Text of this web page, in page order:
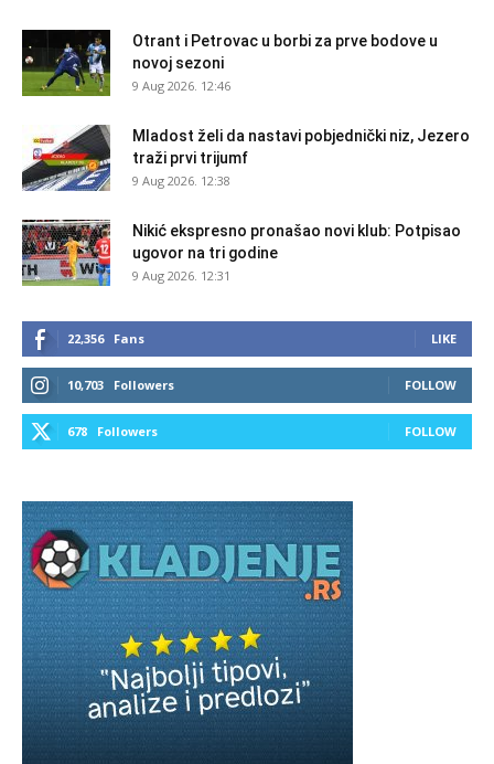
Otrant i Petrovac u borbi za prve bodove u
novoj sezoni
9 Aug 2026. 12:46
Mladost želi da nastavi pobjednički niz, Jezero
traži prvi trijumf
9 Aug 2026. 12:38
Nikić ekspresno pronašao novi klub: Potpisao
ugovor na tri godine
9 Aug 2026. 12:31
22,356 Fans LIKE
10,703 Followers FOLLOW
678 Followers FOLLOW